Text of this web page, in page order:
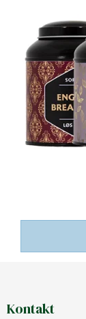
Kontakt